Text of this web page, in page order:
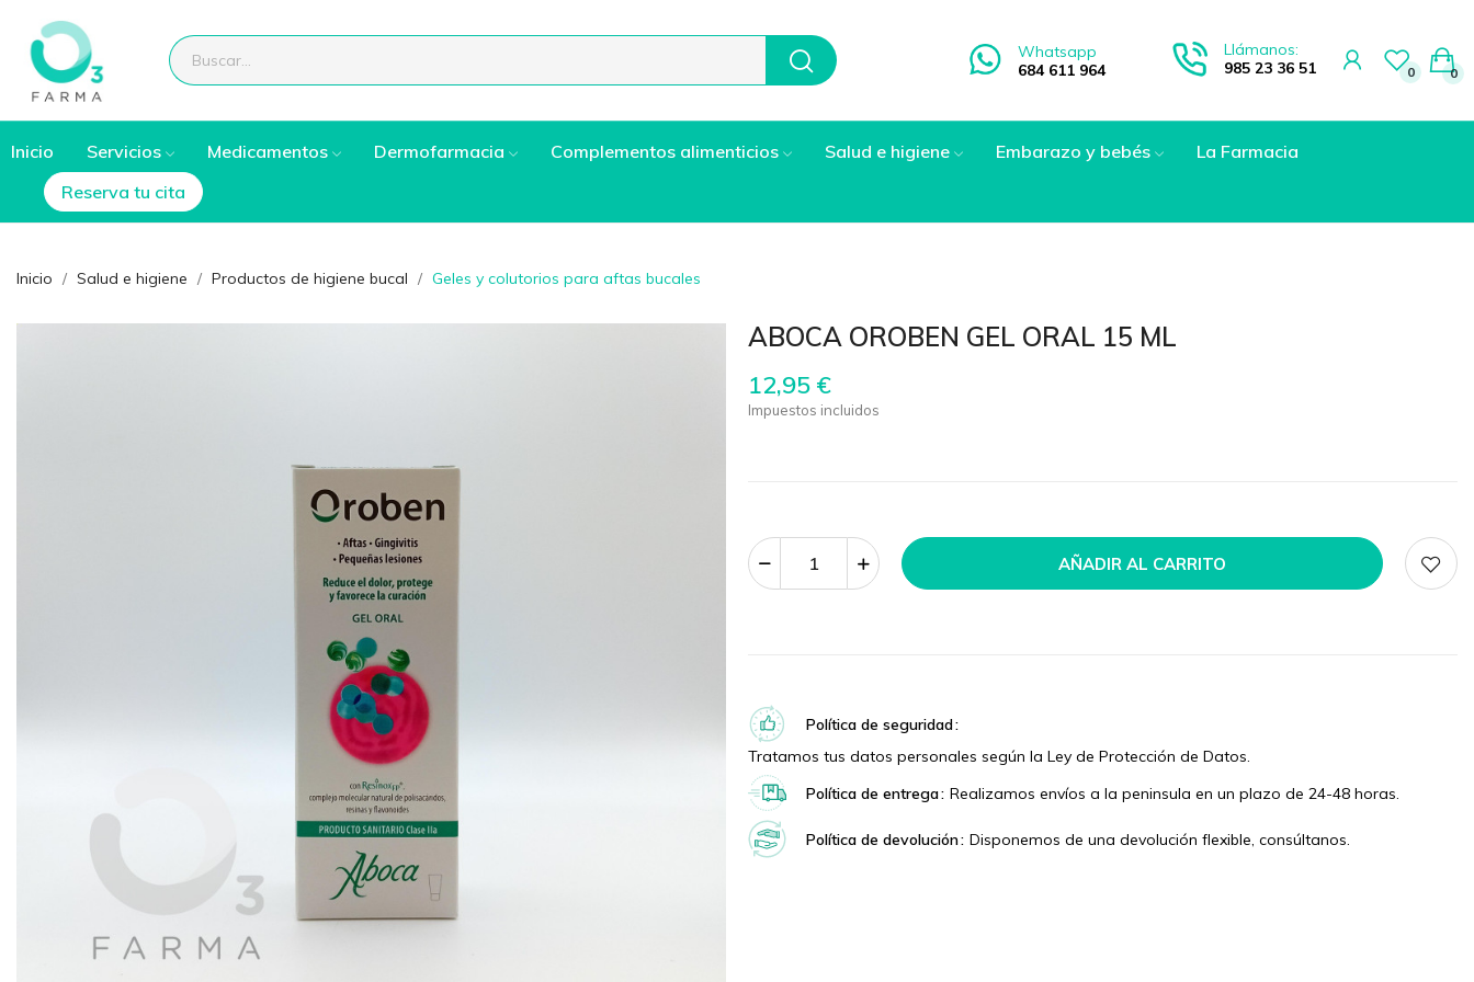
Whatsapp
684 611 964
Llámanos:
985 23 36 51
0 0
Inicio Servicios Medicamentos Dermofarmacia Complementos alimenticios Salud e higiene Embarazo y bebés
La Farmacia
Reserva tu cita
Inicio Salud e higiene Productos de higiene bucal Geles y colutorios para aftas bucales
ABOCA OROBEN GEL ORAL 15 ML
12,95 €
Impuestos incluidos
AÑADIR AL CARRITO
Política de seguridad
Tratamos tus datos personales según la Ley de Protección de Datos.
Política de entrega Realizamos envíos a la peninsula en un plazo de 24-48 horas.
Política de devolución Disponemos de una devolución flexible, consúltanos.